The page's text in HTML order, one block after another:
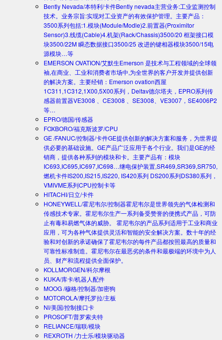
Bently Nevada/本特利/卡件Bently nevada主营业务:工业监测控制
技术。业务宗旨:实现对工业资产的有效保护管理。主要产品：
3500系列包括:1.模块(Module/Modle)2.前置器(Proximitor
Sensor)3.线缆(Cable)4.机架(Rack/Chassis)3500/20 框架接口模
块3500/22M 瞬态数据接口3500/25 改进的键相器模块3500/15电
源模块…等
EMERSON OVATION/艾默生Emerson 是技术与工程领域的全球领
袖,在商业、工业和消费者市场中,为全世界的客户开发并提供创新
的解决方案。主要经销：Emerson ovation西屋
1C311,1C312,1X00,5X00系列，Deltav德尔塔夫，EPRO系列传
感器前置器VE3008 、CE3008 、SE3008、VE3007，SE4006P2
等…
EPRO/德国/传感器
FOXBORO/福克斯波罗/CPU
GE /FANUC/控制器/卡件GE提供创新的解决方案和服务，为世界提
供必要的基础设施。GE产品广泛应用于各个行业。我们是GE的经
销商，提供各种系列的模块和卡。主要产品有：模块
IC693,IC695,IC697,IC698…继电保护装置,SR469,SR369,SR750,
燃机卡件IS200,IS215,IS220, IS420系列 DS200系列DS380系列，
VMIVME系列CPU控制卡等
HITACHI/日立/卡件
HONEYWELL/霍尼韦尔/控制器霍尼韦尔是世界领先的气体检测和
传感技术专家。霍尼韦尔生产一系列备受赞誉的便携式产品，可防
止有毒和易燃气体的威胁。 霍尼韦尔的产品系列适用于工业和商业
应用，可为各种气体提供灵活和智能的安全解决方案。数十年的经
验和对创新的承诺确保了霍尼韦尔的每件产品都按照最高的质量和
可靠性标准制造。霍尼韦尔在最恶劣的条件和最极端的环境中为人
员、财产和流程提供全面保护。
KOLLMORGEN/科尔摩根
KUKA/库卡/机器人配件
MOOG /穆格/控制器/加密狗
MOTOROLA/摩托罗拉/主板
NI/美国/控制接口卡
PROSOFT/普罗索夫特
RELIANCE/瑞联/模块
REXROTH /力士乐/模块驱动器